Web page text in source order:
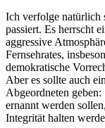
Ich verfolge natürlich
passiert. Es herrscht
aggressive
Fernsehrates,
demokratische
Aber es sollte auch
Abgeordneten geben:
ernannt werden
Integrität halten